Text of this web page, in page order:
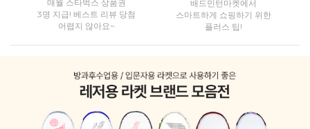
매월 스타벅스 상품권
3명 지급! 베스트 리뷰 당첨
어렵지 않아요~
배드민턴마켓에서
스마트하게 쇼핑하기 위한
플러스 팁!